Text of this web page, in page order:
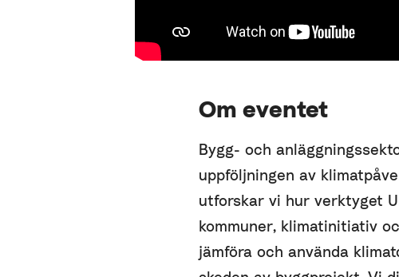
Om eventet
Bygg- och
uppföljningen av
utforskar vi hur verktyget
kommuner, klimatinitiativ
jämföra och använda